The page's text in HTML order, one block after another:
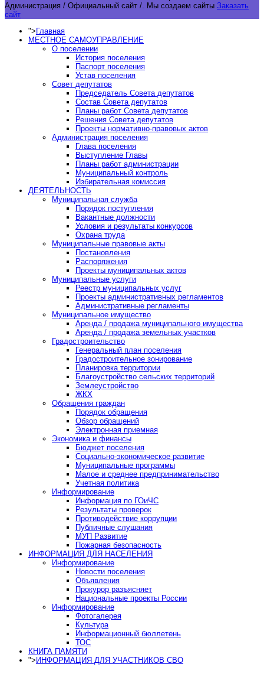
Администрация / Официальный сайт /. Мы создаем сайты Заказать
сайт
">Главная
МЕСТНОЕ САМОУПРАВЛЕНИЕ
О поселении
История поселения
Паспорт поселения
Устав поселения
Совет депутатов
Председатель Совета депутатов
Состав Совета депутатов
Планы работ Совета депутатов
Решения Совета депутатов
Проекты нормативно-правовых актов
Администрация поселения
Глава поселения
Выступление Главы
Планы работ администрации
Муниципальный контроль
Избирательная комиссия
ДЕЯТЕЛЬНОСТЬ
Муниципальная служба
Порядок поступления
Вакантные должности
Условия и результаты конкурсов
Охрана труда
Муниципальные правовые акты
Постановления
Распоряжения
Проекты муниципальных актов
Муниципальные услуги
Реестр муниципальных услуг
Проекты административных регламентов
Административные регламенты
Муниципальное имущество
Аренда / продажа муниципального имущества
Аренда / продажа земельных участков
Градостроительство
Генеральный план поселения
Градостроительное зонирование
Планировка территории
Благоустройство сельских территорий
Землеустройство
ЖКХ
Обращения граждан
Порядок обращения
Обзор обращений
Электронная приемная
Экономика и финансы
Бюджет поселения
Социально-экономическое развитие
Муниципальные программы
Малое и среднее предпринимательство
Учетная политика
Информирование
Информация по ГОиЧС
Результаты проверок
Противодействие коррупции
Публичные слушания
МУП Развитие
Пожарная безопасность
ИНФОРМАЦИЯ ДЛЯ НАСЕЛЕНИЯ
Информирование
Новости поселения
Объявления
Прокурор разъясняет
Национальные проекты России
Информирование
Фотогалерея
Культура
Информационный бюллетень
ТОС
КНИГА ПАМЯТИ
">ИНФОРМАЦИЯ ДЛЯ УЧАСТНИКОВ СВО